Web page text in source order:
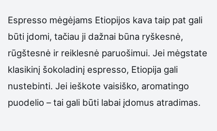
Espresso mėgėjams Etiopijos kava taip pat gali
būti įdomi, tačiau ji dažnai būna ryškesnė,
rūgštesnė ir reiklesnė paruošimui. Jei mėgstate
klasikinį šokoladinį espresso, Etiopija gali
nustebinti. Jei ieškote vaisiško, aromatingo
puodelio – tai gali būti labai įdomus atradimas.